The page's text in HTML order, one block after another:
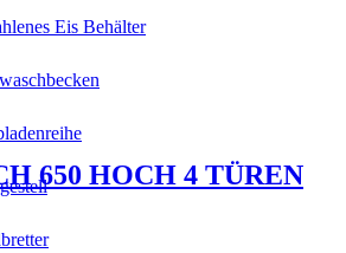
Eis Behälter
650 HOCH 4 TÜREN